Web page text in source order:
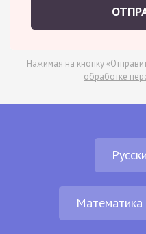
Нажимая на кнопку
обработке
Математика